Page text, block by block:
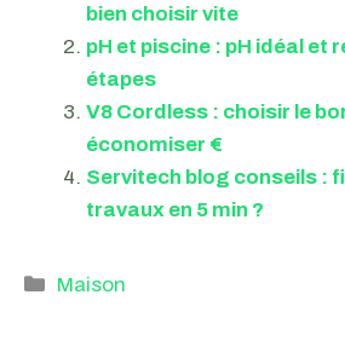
bien choisir vite
pH et piscine : pH idéal et
étapes
V8 Cordless : choisir le
économiser €
Servitech blog conseils :
travaux en 5 min ?
Catégories
Maison